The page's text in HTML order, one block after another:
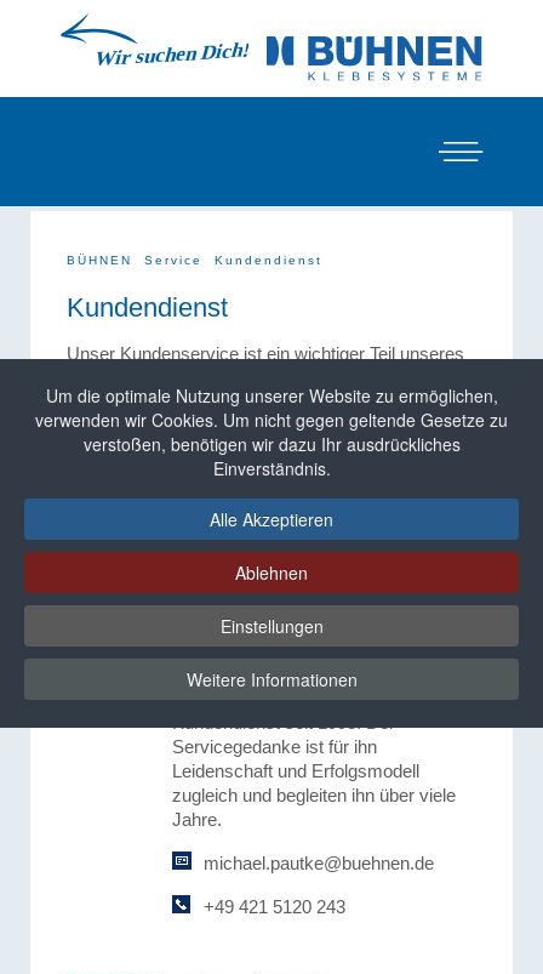
BÜHNEN Service Kundendienst
Kundendienst
Unser Kundenservice ist ein wichtiger Teil unseres
Geräteprogramm bieten wir deshalb einen kosten-
und zeitsparenden Reparaturservice an.
Reparaturen, deren Durchführung vor Ort nicht
Reparaturwerkstätten in Bremen
durch.
Michael Pautke
Leiter Kundendienst D-A-CH /
Benelux
Michael Pautke leitet den BÜHNEN
Servicegedanke ist für ihn
Leidenschaft und Erfolgsmodell
zugleich und begleiten ihn über viele
Jahre.
michael.pautke@buehnen.de
+49 421 5120 243
Um die optimale Nutzung unserer Website zu ermöglichen,
verwenden wir Cookies. Um nicht gegen geltende Gesetze zu
verstoßen, benötigen wir dazu Ihr ausdrückliches
Einverständnis.
Alle Akzeptieren
Ablehnen
Einstellungen
Weitere Informationen